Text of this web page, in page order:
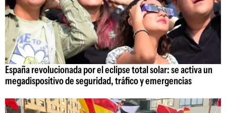
España revolucionada por el eclipse total solar: se activa un
megadispositivo de seguridad, tráfico y emergencias